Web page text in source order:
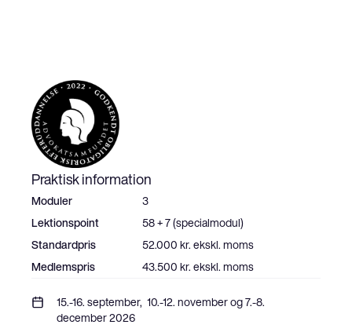
Praktisk information
Moduler
3
Lektionspoint
58 + 7 (specialmodul)
Standardpris
52.000 kr. ekskl. moms
Medlemspris
43.500 kr. ekskl. moms
15.-16. september,  10.-12. november og 7.-8.
december 2026